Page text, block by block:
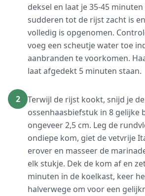
deksel en laat je 35-45
sudderen tot de rijst zacht is
volledig is opgenomen.
voeg een scheutje water toe
aanbranden te voorkomen.
laat afgedekt 5 minuten staan.
2
Terwijl de rijst kookt, snijd je de
ossenhaasbiefstuk in 8 gelijke
ongeveer 2,5 cm. Leg de
ondiepe kom, giet de vetvrije
erover en masseer de
elk stukje. Dek de kom af en
minuten in de koelkast, keer
halverwege om voor een